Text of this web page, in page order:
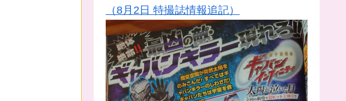
（8月2日 特撮誌情報追記）